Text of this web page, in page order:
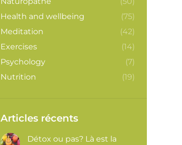
Health and wellbeing
(75)
Meditation
(42)
Exercises
(14)
Psychology
(7)
Nutrition
(19)
Articles récents
Détox ou pas? Là est la